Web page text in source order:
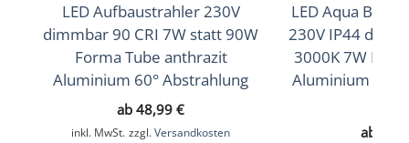
Schutzklasse (IP)
IP20
Mittlere Lebensdauer
LED Aufbaustrahler 230V
dimmbar 90 CRI 7W statt 90W
Forma Tube anthrazit
Aluminium 60° Abstrahlung
ab 48,99 €
inkl. MwSt. zzgl.Versandkosten
LED Aqua Bad
230V IP44
3000K 7W
Aluminium
ab